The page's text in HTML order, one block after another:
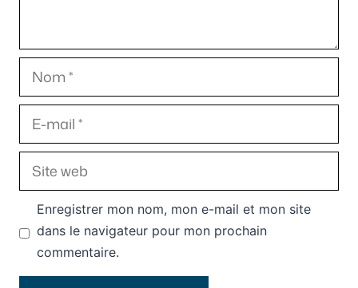
Nom
E-
mail
Site
web
Enregistrer mon nom, mon e-mail et mon site
dans le navigateur pour mon prochain
commentaire.